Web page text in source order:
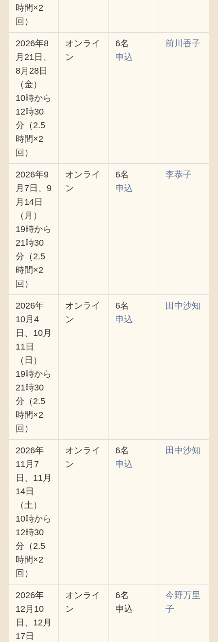
時間×2
回）
2026年8
月21日、
8月28日
（金）
10時から
12時30
分（2.5
時間×2
回）
オンライ
ン
6名
申込
前川香子
2026年9
月7日、9
月14日
（月）
19時から
21時30
分（2.5
時間×2
回）
オンライ
ン
6名
申込
李恭子
2026年
10月4
日、10月
11日
（日）
19時から
21時30
分（2.5
時間×2
回）
オンライ
ン
6名
申込
田中沙知
2026年
11月7
日、11月
14日
（土）
10時から
12時30
分（2.5
時間×2
回）
オンライ
ン
6名
申込
田中沙知
2026年
12月10
日、12月
17日
オンライ
ン
6名
申込
今野万里
子